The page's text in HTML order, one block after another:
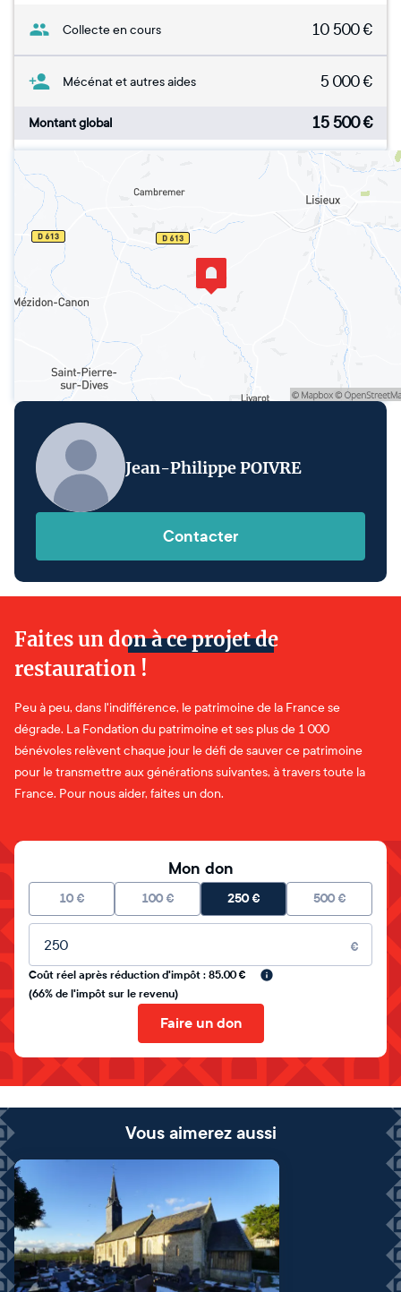
Collecte en cours 10 500€
Mécénat et autres aides 5 000€
Montant global 15 500€
Jean-Philippe POIVRE
Contacter
Faites un don à ce projet de
restauration !
Peu à peu, dans l'indifférence, le patrimoine de la France se
dégrade. La Fondation du patrimoine et ses plus de 1 000
bénévoles relèvent chaque jour le défi de sauver ce patrimoine
pour le transmettre aux générations suivantes, à travers toute la
France. Pour nous aider, faites un don.
Mon don
10 € 100 € 250€ 500 €
Montant libre
€
Coût réel après réduction d'impôt : 85.00 €
(66% de l'impôt sur le revenu)
Faire un don
Vous aimerez aussi